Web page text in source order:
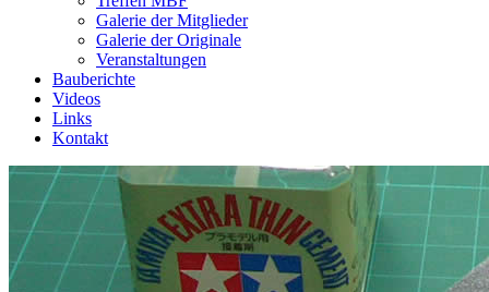
Galerie der Mitglieder
Galerie der Originale
Veranstaltungen
Bauberichte
Videos
Links
Kontakt